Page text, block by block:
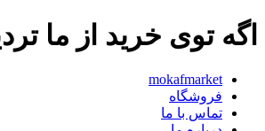
اگه توی خرید از ما
mokafmarket
فروشگاه
تماس با ما